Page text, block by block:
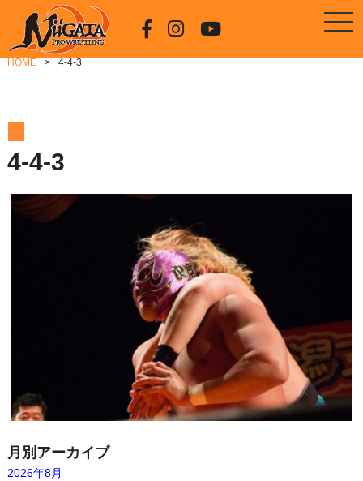
HOME 4-4-3
4-4-3
月別アーカイブ
2026年8月